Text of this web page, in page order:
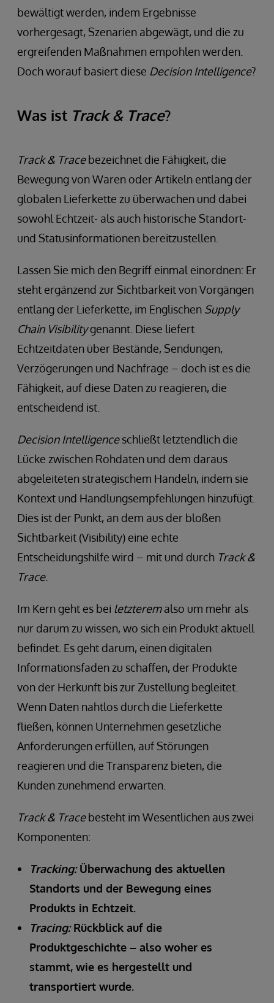
bewältigt werden, indem Ergebnisse
vorhergesagt, Szenarien abgewägt, und die zu
ergreifenden Maßnahmen empohlen werden.
Doch worauf basiert diese Decision Intelligence?
Was ist Track & Trace?
Track & Tracebezeichnet die Fähigkeit, die
Bewegung von Waren oder Artikeln entlang der
globalen Lieferkette zu überwachen und dabei
sowohl Echtzeit- als auch historische Standort-
und Statusinformationen bereitzustellen.
Lassen Sie mich den Begriff einmal einordnen: Er
steht ergänzend zur Sichtbarkeit von Vorgängen
entlang der Lieferkette, im Englischen Supply
Chain Visibilitygenannt. Diese liefert
Echtzeitdaten über Bestände, Sendungen,
Verzögerungen und Nachfrage – doch ist es die
Fähigkeit, auf diese Daten zu reagieren, die
entscheidend ist.
Decision Intelligenceschließt letztendlich die
Lücke zwischen Rohdaten und dem daraus
abgeleiteten strategischem Handeln, indem sie
Kontext und Handlungsempfehlungen hinzufügt.
Dies ist der Punkt, an dem aus der bloßen
Sichtbarkeit (Visibility) eine echte
Entscheidungshilfe wird – mit und durch Track &
Trace.
Im Kern geht es bei letzteremalso um mehr als
nur darum zu wissen, wo sich ein Produkt aktuell
befindet. Es geht darum, einen digitalen
Informationsfaden zu schaffen, der Produkte
von der Herkunft bis zur Zustellung begleitet.
Wenn Daten nahtlos durch die Lieferkette
fließen, können Unternehmen gesetzliche
Anforderungen erfüllen, auf Störungen
reagieren und die Transparenz bieten, die
Kunden zunehmend erwarten.
Track & Tracebesteht im Wesentlichen aus zwei
Komponenten:
Tracking:Überwachung des aktuellen
Standorts und der Bewegung eines
Produkts in Echtzeit.
Tracing:Rückblick auf die
Produktgeschichte – also woher es
stammt, wie es hergestellt und
transportiert wurde.